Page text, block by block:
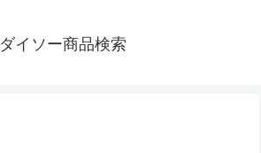
ダイソー商品検索